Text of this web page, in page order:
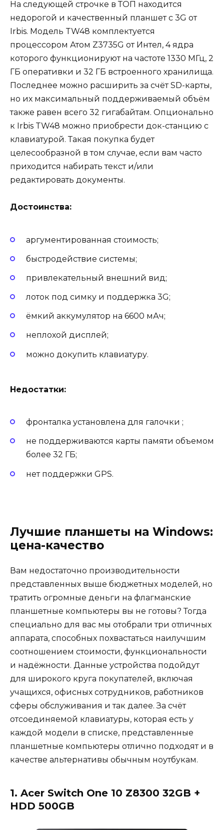
На следующей строчке в ТОП находится
недорогой и качественный планшет с 3G от
Irbis. Модель TW48 комплектуется
процессором Атом Z3735G от Интел, 4 ядра
которого функционируют на частоте 1330 МГц, 2
ГБ оперативки и 32 ГБ встроенного хранилища.
Последнее можно расширить за счёт SD-карты,
но их максимальный поддерживаемый объём
также равен всего 32 гигабайтам. Опционально
к Irbis TW48 можно приобрести док-станцию с
клавиатурой. Такая покупка будет
целесообразной в том случае, если вам часто
приходится набирать текст и/или
редактировать документы.
Достоинства:
аргументированная стоимость;
быстродействие системы;
привлекательный внешний вид;
лоток под симку и поддержка 3G;
ёмкий аккумулятор на 6600 мАч;
неплохой дисплей;
можно докупить клавиатуру.
Недостатки:
фронталка установлена для галочки ;
не поддерживаются карты памяти объемом
более 32 ГБ;
нет поддержки GPS.
Лучшие планшеты на Windows:
цена-качество
Вам недостаточно производительности
представленных выше бюджетных моделей, но
тратить огромные деньги на флагманские
планшетные компьютеры вы не готовы? Тогда
специально для вас мы отобрали три отличных
аппарата, способных похвастаться наилучшим
соотношением стоимости, функциональности
и надёжности. Данные устройства подойдут
для широкого круга покупателей, включая
учащихся, офисных сотрудников, работников
сферы обслуживания и так далее. За счёт
отсоединяемой клавиатуры, которая есть у
каждой модели в списке, представленные
планшетные компьютеры отлично подходят и в
качестве альтернативы обычным ноутбукам.
1. Acer Switch One 10 Z8300 32GB +
HDD 500GB